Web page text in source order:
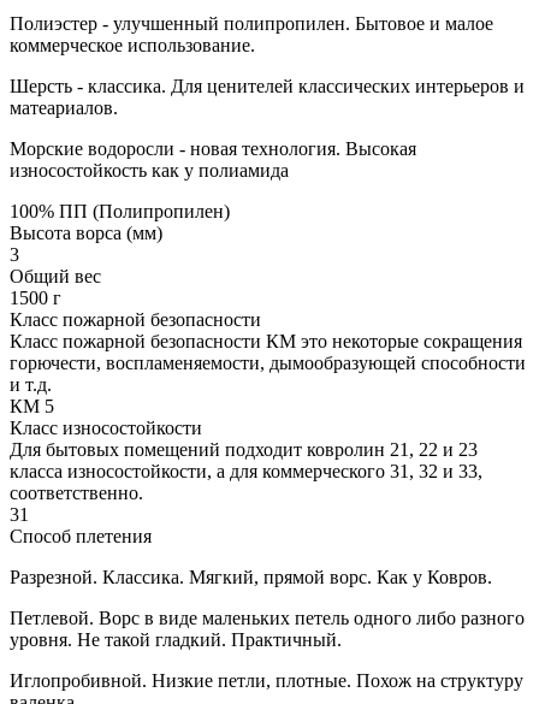
Полиэстер - улучшенный полипропилен. Бытовое и малое
коммерческое использование.
Шерсть - классика. Для ценителей классических интерьеров и
матеариалов.
Морские водоросли - новая технология. Высокая
износостойкость как у полиамида
100% ПП (Полипропилен)
Высота ворса (мм)
3
Общий вес
1500 г
Класс пожарной безопасности
Класс пожарной безопасности КМ это некоторые сокращения
горючести, воспламеняемости, дымообразующей способности
и т.д.
КМ 5
Класс износостойкости
Для бытовых помещений подходит ковролин 21, 22 и 23
класса износостойкости, а для коммерческого 31, 32 и 33,
соответственно.
31
Способ плетения
Разрезной. Классика. Мягкий, прямой ворс. Как у Ковров.
Петлевой. Ворс в виде маленьких петель одного либо разного
уровня. Не такой гладкий. Практичный.
Иглопробивной. Низкие петли, плотные. Похож на структуру